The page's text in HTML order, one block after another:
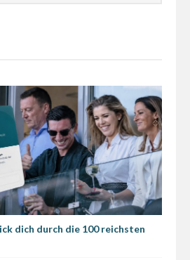
dich durch die 100 reichsten